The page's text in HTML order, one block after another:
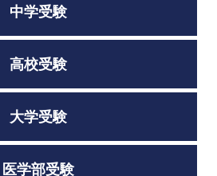
中学受験
高校受験
大学受験
医学部受験